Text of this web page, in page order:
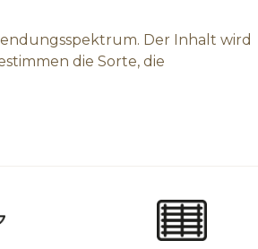
Der Inhalt wird
die Sorte, die